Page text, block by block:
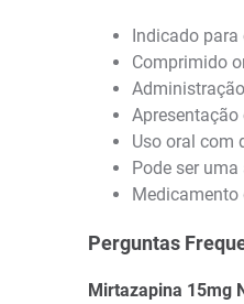
Indicado
Comprimido
Uso oral com
Pode ser
Medicamento
Perguntas
Mirtazapina 15mg